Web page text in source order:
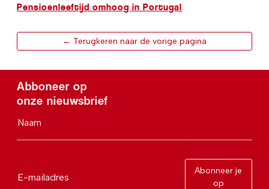
Pensioenleeftijd omhoog in Portugal
← Terugkeren naar de vorige pagina
Abboneer op
onze nieuwsbrief
Naam
E-mailadres
Abonneer je
op